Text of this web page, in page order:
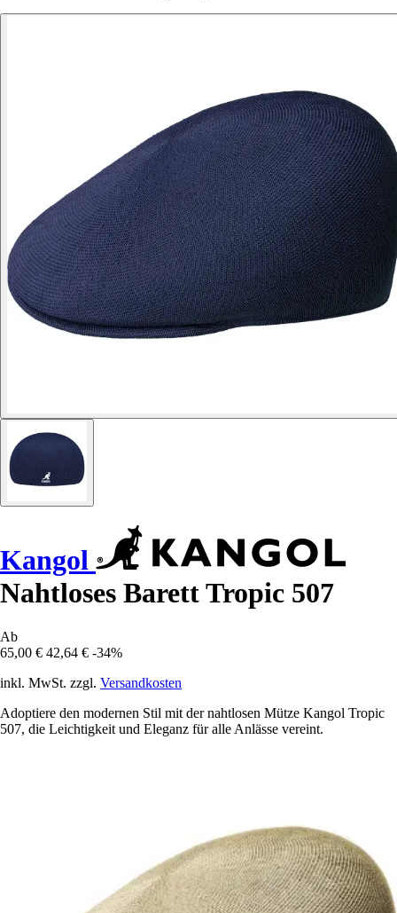
Kangol
Nahtloses Barett Tropic 507
Ab
65,00 € 42,64 € -34%
inkl. MwSt. zzgl. Versandkosten
Adoptiere den modernen Stil mit der nahtlosen Mütze Kangol Tropic
507, die Leichtigkeit und Eleganz für alle Anlässe vereint.